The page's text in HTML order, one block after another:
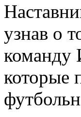
узнав о
команду
которые